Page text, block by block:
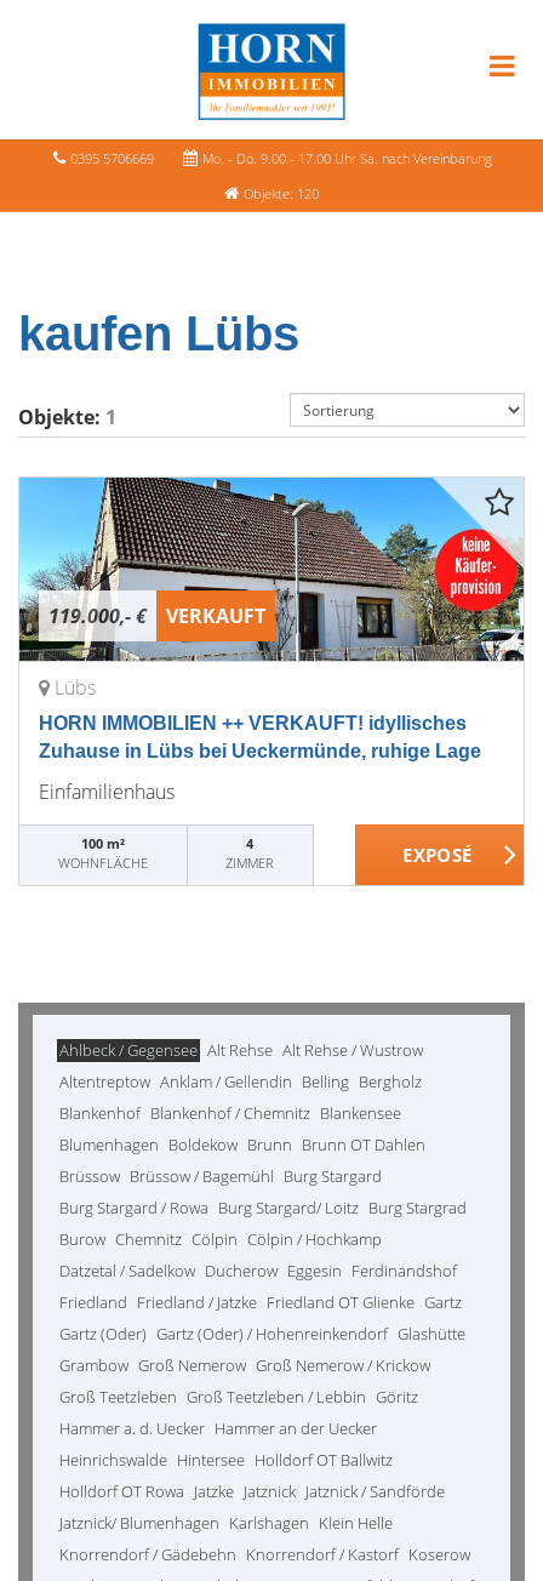
0395 5706669
Mo. - Do. 9.00 - 17.00 Uhr Sa. nach Vereinbarung
Objekte: 120
kaufen Lübs
Objekte: 1
119.000,- € VERKAUFT
Lübs
HORN IMMOBILIEN ++ VERKAUFT! idyllisches
Zuhause in Lübs bei Ueckermünde, ruhige Lage
Einfamilienhaus
100 m²
WOHNFLÄCHE
4
ZIMMER
Ahlbeck / Gegensee Alt Rehse Alt Rehse / Wustrow
Altentreptow Anklam / Gellendin Belling Bergholz
Blankenhof Blankenhof / Chemnitz Blankensee
Blumenhagen Boldekow Brunn Brunn OT Dahlen
Brüssow Brüssow / Bagemühl Burg Stargard
Burg Stargard / Rowa Burg Stargard/ Loitz Burg Stargrad
Burow Chemnitz Cölpin Cölpin / Hochkamp
Datzetal / Sadelkow Ducherow Eggesin Ferdinandshof
Friedland Friedland / Jatzke Friedland OT Glienke Gartz
Gartz (Oder) Gartz (Oder) / Hohenreinkendorf Glashütte
Grambow Groß Nemerow Groß Nemerow / Krickow
Groß Teetzleben Groß Teetzleben / Lebbin Göritz
Hammer a. d. Uecker Hammer an der Uecker
Heinrichswalde Hintersee Holldorf OT Ballwitz
Holldorf OT Rowa Jatzke Jatznick Jatznick / Sandförde
Jatznick/ Blumenhagen Karlshagen Klein Helle
Knorrendorf / Gädebehn Knorrendorf / Kastorf Koserow